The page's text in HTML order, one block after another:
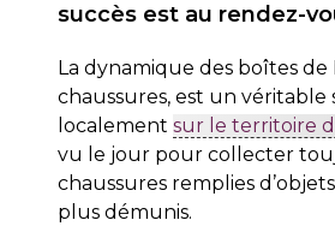
succès est au rendez-
La dynamique des boîtes
chaussures, est un véritable
localement sur le territoire
vu le jour pour collecter
chaussures remplies
plus démunis.